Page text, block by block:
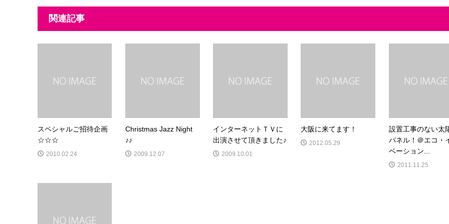
関連記事
スペシャルご招待企画
☆☆☆
2010.02.24
Christmas Jazz Night
♪♪
2009.12.07
インターネットＴＶに
出演させて頂きました♪
2009.10.01
大阪に来てます！
2012.05.29
設置工事のない太
パネル！＠エコ・
ベーション...
2011.11.25